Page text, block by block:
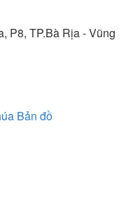
P8, TP.Bà Rịa - Vũng
Bản đồ